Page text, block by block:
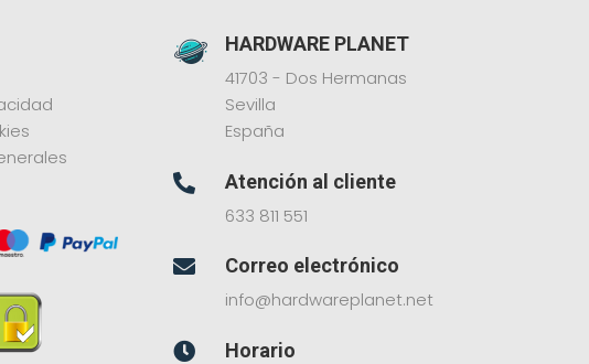
HARDWARE PLANET
41703 - Dos Hermanas
Sevilla
España

Atención al cliente
633 811 551

Correo electrónico
info@hardwareplanet.net
 Horario